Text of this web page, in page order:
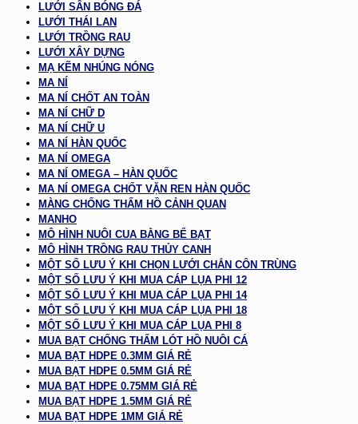
LƯỚI SÂN BÓNG ĐÁ
LƯỚI THÁI LAN
LƯỚI TRỒNG RAU
LƯỚI XÂY DỰNG
MẠ KẼM NHÚNG NÓNG
MA NÍ
MA NÍ CHỐT AN TOÀN
MA NÍ CHỮ D
MA NÍ CHỮ U
MA NÍ HÀN QUỐC
MA NÍ OMEGA
MA NÍ OMEGA – HÀN QUỐC
MA NÍ OMEGA CHỐT VẶN REN HÀN QUỐC
MÀNG CHỐNG THẤM HỒ CẢNH QUAN
MANHO
MÔ HÌNH NUÔI CUA BẰNG BỂ BẠT
MÔ HÌNH TRỒNG RAU THỦY CANH
MỘT SỐ LƯU Ý KHI CHỌN LƯỚI CHẮN CÔN TRÙNG
MỘT SỐ LƯU Ý KHI MUA CÁP LỤA PHI 12
MỘT SỐ LƯU Ý KHI MUA CÁP LỤA PHI 14
MỘT SỐ LƯU Ý KHI MUA CÁP LỤA PHI 18
MỘT SỐ LƯU Ý KHI MUA CÁP LỤA PHI 8
MUA BẠT CHỐNG THẤM LÓT HỒ NUÔI CÁ
MUA BẠT HDPE 0.3MM GIÁ RẺ
MUA BẠT HDPE 0.5MM GIÁ RẺ
MUA BẠT HDPE 0.75MM GIÁ RẺ
MUA BẠT HDPE 1.5MM GIÁ RẺ
MUA BẠT HDPE 1MM GIÁ RẺ